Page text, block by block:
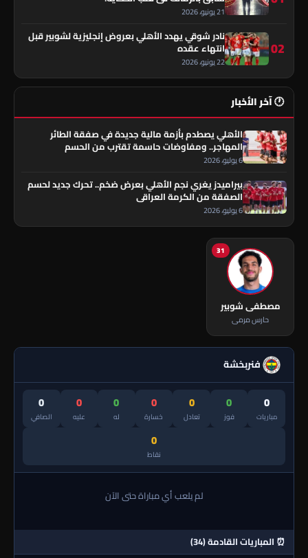
21 يونيو، 2026
02
نادر شوقي يهدد الأهلي بعروض إنجليزية لشوبير قبل
انتهاء عقده
22 يونيو، 2026
🕐 آخر الأخبار
الأهلي يصطدم بأزمة مالية جديدة في صفقة الطائر
المهاجر.. ومفاوضات حاسمة تقترب من الحسم
6 يوليو، 2026
بيراميدز يغري نجم الأهلي بعرض ضخم.. تحرك جديد لحسم
الصفقة من الكرمة العراقي
6 يوليو، 2026
31
مصطفى شوبير
حارس مرمى
فنربخشة
0
مباريات
0
فوز
0
تعادل
0
خسارة
0
له
0
عليه
0
الصافي
0
نقاط
لم يلعب أي مباراة حتى الآن
⏰ المباريات القادمة (34)